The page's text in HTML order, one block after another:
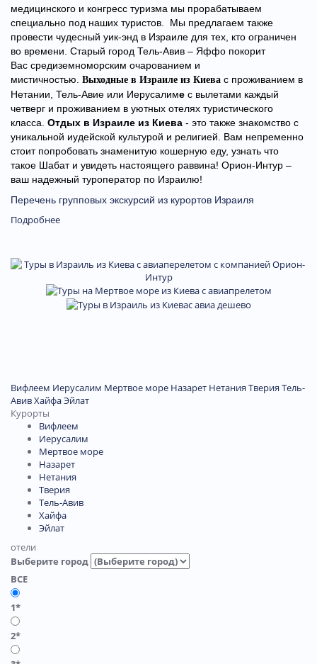
медицинского и конгресс туризма мы прорабатываем
специально под наших туристов. Мы предлагаем также
провести чудесный уик-энд в Израиле для тех, кто ограничен
во времени. Старый город Тель-Авив – Яффо покорит
Вас средиземноморским очарованием и
мистичностью. Выходные в Израиле из Киева с проживанием в
Нетании, Тель-Авие или Иерусалиме с вылетами каждый
четверг и проживанием в уютных отелях туристического
класса. Отдых в Израиле из Киева - это также знакомство с
уникальной иудейской культурой и религией. Вам непременно
стоит попробовать знаменитую кошерную еду, узнать что
такое Шабат и увидеть настоящего раввина! Орион-Интур –
ваш надежный туроператор по Израилю!
Перечень групповых экскурсий из курортов Израиля
Подробнее
Вифлеем Иерусалим Мертвое море Назарет Нетания Тверия Тель-
АвивХайфаЭйлат
Курорты
Вифлеем
Иерусалим
Мертвое море
Назарет
Нетания
Тверия
Тель-Авив
Хайфа
Эйлат
отели
Выберите город
ВСЕ
1*
2*